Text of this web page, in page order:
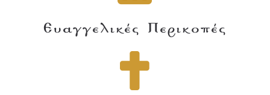
Ευαγγελικές Περικοπές